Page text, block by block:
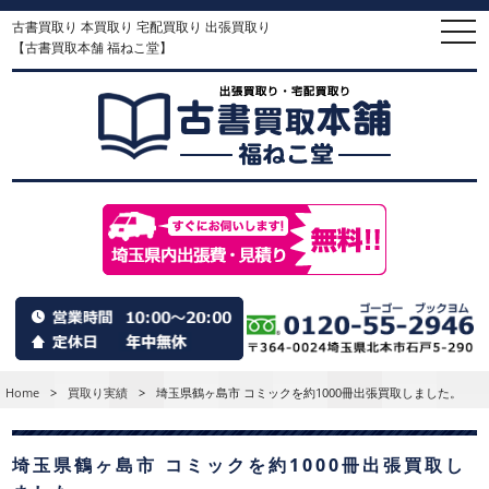
古書買取り 本買取り 宅配買取り 出張買取り
【古書買取本舗 福ねこ堂】
Home > 買取り実績 > 埼玉県鶴ヶ島市 コミックを約1000冊出張買取しました。
埼玉県鶴ヶ島市 コミックを約1000冊出張買取し